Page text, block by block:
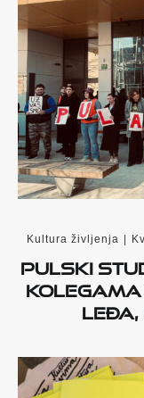
Kultura življenja
Pulski
kolegama
leđa,